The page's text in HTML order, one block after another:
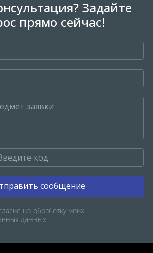
Задайте
прямо сейчас!
сообщение
на обработку моих
данных